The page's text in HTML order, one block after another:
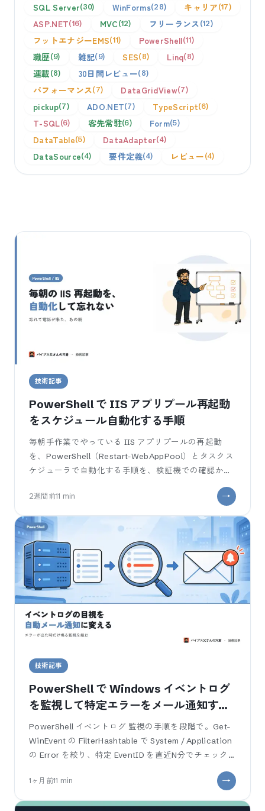
SQL Server 30 WinForms 28 キャリア 17
ASP.NET 16 MVC 12 フリーランス 12
フットエナジーEMS 11 PowerShell 11
職歴 9 雑記 9 SES 8 Linq 8
連載 8 30日間レビュー 8
パフォーマンス 7 DataGridView 7
pickup 7 ADO.NET 7 TypeScript 6
T-SQL 6 客先常駐 6 Form 5
DataTable 5 DataAdapter 4
DataSource 4 要件定義 4 レビュー 4
技術記事
PowerShell で IIS アプリプール再起動
をスケジュール自動化する手順
毎朝手作業でやっている IIS アプリプールの再起動
を、PowerShell（Restart-WebAppPool）とタスクス
ケジューラで自動化する手順を、検証機での確認から
ペで動く .ps1
2週間前11 min
技術記事
PowerShell で Windows イベントログ
を監視して特定エラーをメール通知する
— 1人運用の業務SE向け自動化
PowerShell イベントログ 監視の手順を段階で。Get-
WinEvent の FilterHashtable で System / Application
の Error を絞り、特定 EventID を直近N分でチェック
1ヶ月前11 min